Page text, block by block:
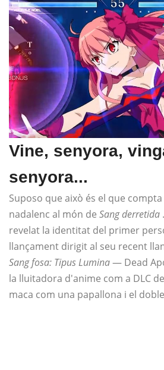
Vine, senyora,
senyora...
Suposo que això és el que
nadalenc al món de Sang derretida
revelat la identitat del primer
llançament dirigit al seu recent
Sang fosa: Tipus Lumina— Dead
la lluitadora d'anime com a DLC
maca com una papallona i el